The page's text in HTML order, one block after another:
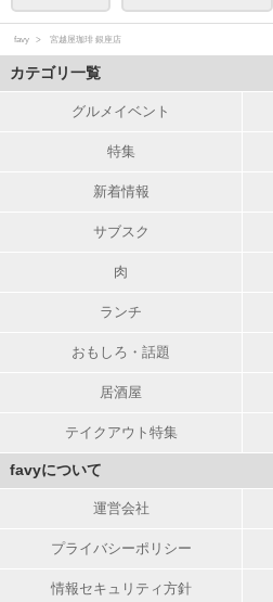
favy 宮越屋珈琲 銀座店
カテゴリ一覧
グルメイベント
特集
新着情報
サブスク
肉
ランチ
おもしろ・話題
居酒屋
テイクアウト特集
favyについて
運営会社
プライバシーポリシー
情報セキュリティ方針